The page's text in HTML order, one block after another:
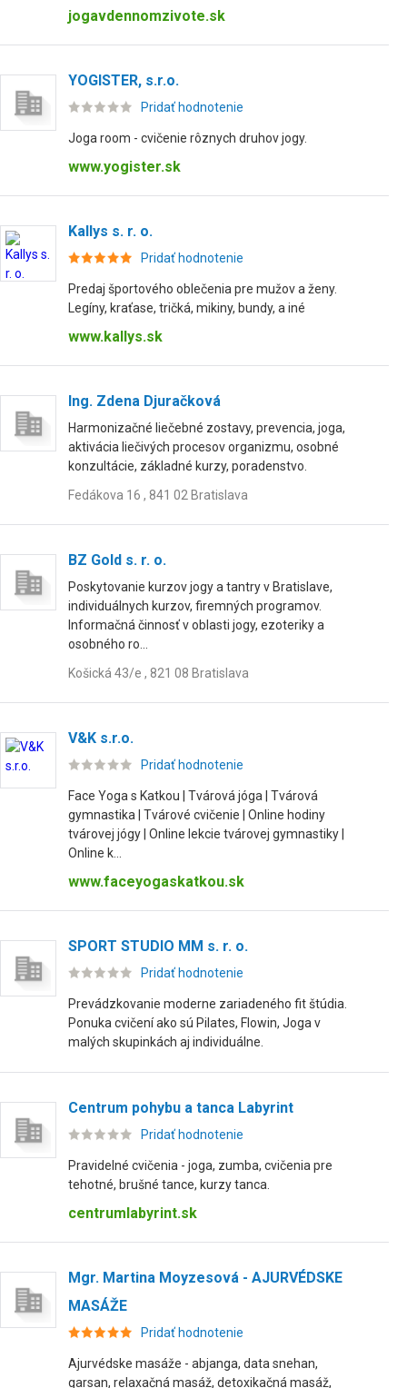
jogavdennomzivote.sk
YOGISTER, s.r.o.
Pridať hodnotenie
Joga room - cvičenie rôznych druhov jogy.
www.yogister.sk
Kallys s. r. o.
Pridať hodnotenie
Predaj športového oblečenia pre mužov a ženy.
Legíny, kraťase, tričká, mikiny, bundy, a iné
www.kallys.sk
Ing. Zdena Djuračková
Harmonizačné liečebné zostavy, prevencia, joga,
aktivácia liečivých procesov organizmu, osobné
konzultácie, základné kurzy, poradenstvo.
Fedákova 16 , 841 02 Bratislava
BZ Gold s. r. o.
Poskytovanie kurzov jogy a tantry v Bratislave,
individuálnych kurzov, firemných programov.
Informačná činnosť v oblasti jogy, ezoteriky a
osobného ro...
Košická 43/e , 821 08 Bratislava
V&K s.r.o.
Pridať hodnotenie
Face Yoga s Katkou | Tvárová jóga | Tvárová
gymnastika | Tvárové cvičenie | Online hodiny
tvárovej jógy | Online lekcie tvárovej gymnastiky |
Online k...
www.faceyogaskatkou.sk
SPORT STUDIO MM s. r. o.
Pridať hodnotenie
Prevádzkovanie moderne zariadeného fit štúdia.
Ponuka cvičení ako sú Pilates, Flowin, Joga v
malých skupinkách aj individuálne.
Centrum pohybu a tanca Labyrint
Pridať hodnotenie
Pravidelné cvičenia - joga, zumba, cvičenia pre
tehotné, brušné tance, kurzy tanca.
centrumlabyrint.sk
Mgr. Martina Moyzesová - AJURVÉDSKE
MASÁŽE
Pridať hodnotenie
Ajurvédske masáže - abjanga, data snehan,
garsan, relaxačná masáž, detoxikačná masáž,